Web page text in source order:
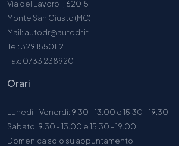
Via del Lavoro 1, 62015
Monte San Giusto (MC)
Mail: autodr@autodr.it
Tel: 329.1550112
Fax: 0733 238920
Orari
Lunedì - Venerdì: 9.30 - 13.00 e 15.30 - 19.30
Sabato: 9.30 - 13.00 e 15.30 - 19.00
Domenica solo su appuntamento